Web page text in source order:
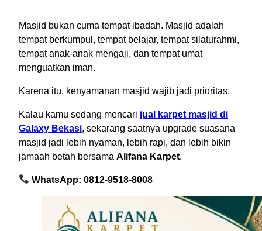
Masjid bukan cuma tempat ibadah. Masjid adalah
tempat berkumpul, tempat belajar, tempat silaturahmi,
tempat anak-anak mengaji, dan tempat umat
menguatkan iman.
Karena itu, kenyamanan masjid wajib jadi prioritas.
Kalau kamu sedang mencari jual karpet masjid di
Galaxy Bekasi, sekarang saatnya upgrade suasana
masjid jadi lebih nyaman, lebih rapi, dan lebih bikin
jamaah betah bersama Alifana Karpet.
WhatsApp: 0812-9518-8008